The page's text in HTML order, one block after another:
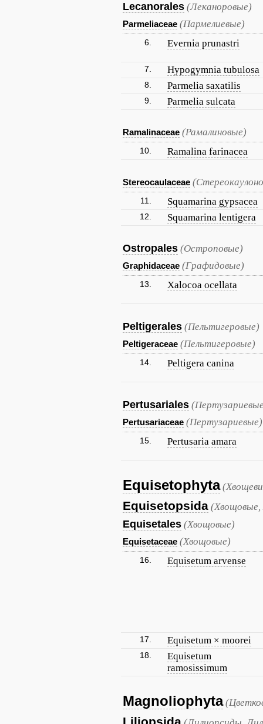
Lecanorales (Леканоровые)
Parmeliaceae (Пармелиевые)
6. Evernia prunastri
7. Hypogymnia tubulosa
8. Parmelia saxatilis
9. Parmelia sulcata
Ramalinaceae (Рамалиновые)
10. Ramalina farinacea
Stereocaulaceae
11. Squamarina gypsacea
12. Squamarina lentigera
Ostropales (Остроповые)
Graphidaceae (Графидовые)
13. Xalocoa ocellata
Peltigerales (Пельтигеровые)
Peltigeraceae (Пельтигеровые)
14. Peltigera canina
Pertusariales
Pertusariaceae (Пертузариевые)
15. Pertusaria amara
Equisetophyta
Equisetopsida
Equisetales (Хвощовые)
Equisetaceae (Хвощовые)
16. Equisetum arvense
17. Equisetum × moorei
18.
Equisetum
ramosissimum
Magnoliophyta